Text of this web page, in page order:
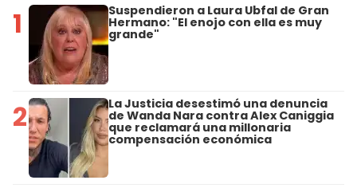
1 Suspendieron a Laura Ubfal de Gran
Hermano: "El enojo con ella es muy
grande"
2 La Justicia desestimó una denuncia
de Wanda Nara contra Alex Caniggia
que reclamará una millonaria
compensación económica